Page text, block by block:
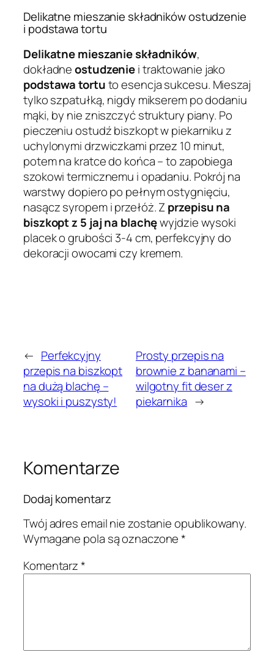
Delikatne mieszanie składników ostudzenie
i podstawa tortu
Delikatne mieszanie składników,
dokładneostudzeniei traktowanie jako
podstawa tortuto esencja sukcesu. Mieszaj
tylko szpatułką, nigdy mikserem po dodaniu
mąki, by nie zniszczyć struktury piany. Po
pieczeniu ostudź biszkopt w piekarniku z
uchylonymi drzwiczkami przez 10 minut,
potem na kratce do końca – to zapobiega
szokowi termicznemu i opadaniu. Pokrój na
warstwy dopiero po pełnym ostygnięciu,
nasącz syropem i przełóż. Z przepisu na
biszkopt z 5 jaj na blachęwyjdzie wysoki
placek o grubości 3-4 cm, perfekcyjny do
dekoracji owocami czy kremem.
← Perfekcyjny
przepis na biszkopt
na dużą blachę –
wysoki i puszysty!
Prosty przepis na
brownie z bananami –
wilgotny fit deser z
piekarnika →
Komentarze
Dodaj komentarz
Twój adres email nie zostanie opublikowany.
Wymagane pola są oznaczone*
Komentarz*